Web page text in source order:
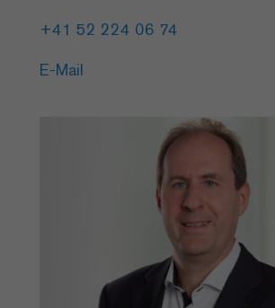
+41 52 224 06 74
E-Mail